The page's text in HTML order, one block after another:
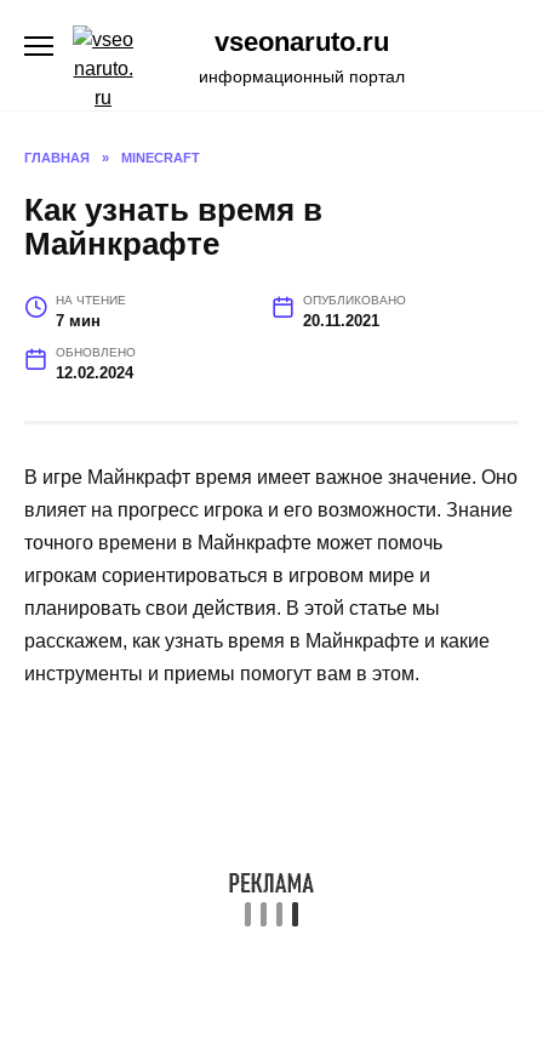
содержанию
vseonaruto.ru
информационный портал
ГЛАВНАЯ » MINECRAFT
Как узнать время в
Майнкрафте
НА ЧТЕНИЕ
7 мин
ОПУБЛИКОВАНО
20.11.2021
ОБНОВЛЕНО
12.02.2024
В игре Майнкрафт время имеет важное значение. Оно
влияет на прогресс игрока и его возможности. Знание
точного времени в Майнкрафте может помочь
игрокам сориентироваться в игровом мире и
планировать свои действия. В этой статье мы
расскажем, как узнать время в Майнкрафте и какие
инструменты и приемы помогут вам в этом.